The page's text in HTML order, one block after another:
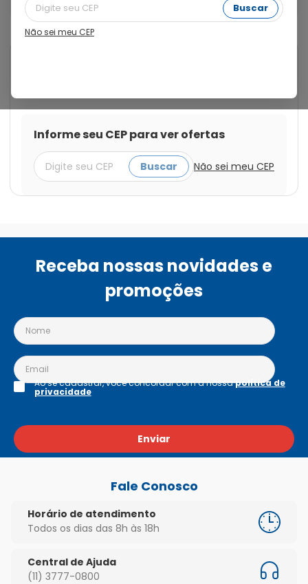
Buscar
Não sei meu CEP
20ml
Informe seu CEP para ver ofertas
Buscar Não sei meu CEP
Receba nossas novidades e
promoções
Enviar
Ao se cadastrar, você concordar com a nossapolítica de
privacidade
Fale Conosco
Horário de atendimento
Todos os dias das 8h às 18h
Central de Ajuda
(11) 3777-0800